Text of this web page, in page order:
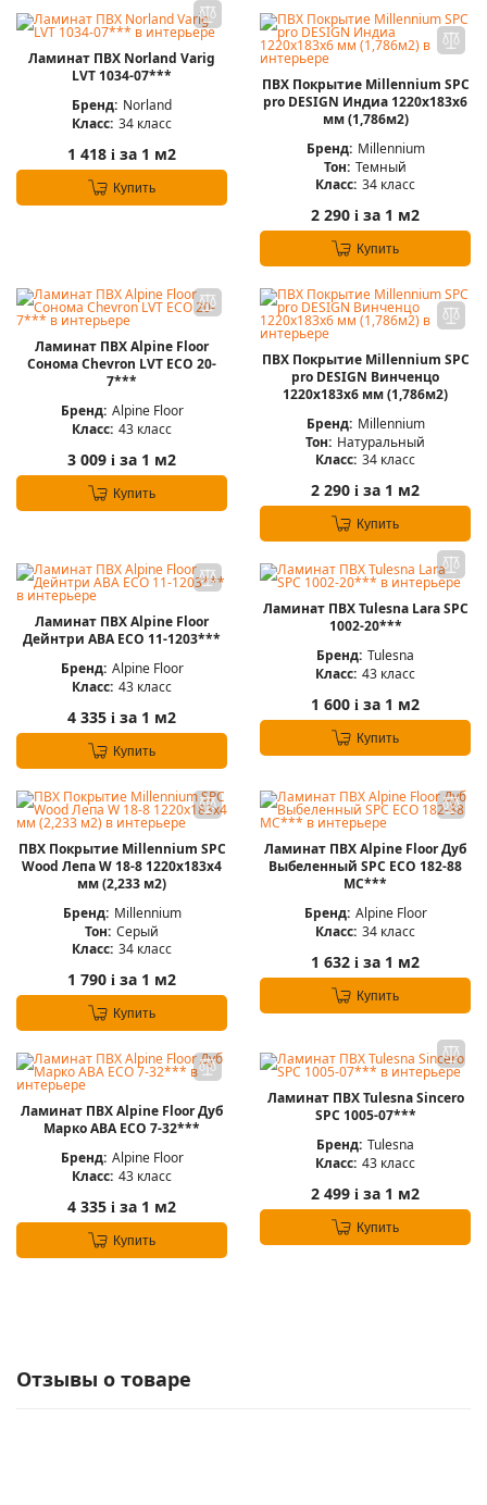
Ламинат ПВХ Norland Varig
LVT 1034-07***
Бренд: Norland
Класс: 34 класс
1 418 i за 1 м2
Купить
ПВХ Покрытие Millennium SPC
pro DESIGN Индиа 1220x183x6
мм (1,786м2)
Бренд: Millennium
Тон: Темный
Класс: 34 класс
2 290 i за 1 м2
Купить
Ламинат ПВХ Alpine Floor
Сонома Chevron LVT ECO 20-
7***
Бренд: Alpine Floor
Класс: 43 класс
3 009 i за 1 м2
Купить
ПВХ Покрытие Millennium SPC
pro DESIGN Винченцо
1220x183x6 мм (1,786м2)
Бренд: Millennium
Тон: Натуральный
Класс: 34 класс
2 290 i за 1 м2
Купить
Ламинат ПВХ Alpine Floor
Дейнтри ABA ECO 11-1203***
Бренд: Alpine Floor
Класс: 43 класс
4 335 i за 1 м2
Купить
Ламинат ПВХ Tulesna Lara SPC
1002-20***
Бренд: Tulesna
Класс: 43 класс
1 600 i за 1 м2
Купить
ПВХ Покрытие Millennium SPC
Wood Лепа W 18-8 1220х183х4
мм (2,233 м2)
Бренд: Millennium
Тон: Серый
Класс: 34 класс
1 790 i за 1 м2
Купить
Ламинат ПВХ Alpine Floor Дуб
Выбеленный SPC ECO 182-88
MC***
Бренд: Alpine Floor
Класс: 34 класс
1 632 i за 1 м2
Купить
Ламинат ПВХ Alpine Floor Дуб
Марко ABA ЕСО 7-32***
Бренд: Alpine Floor
Класс: 43 класс
4 335 i за 1 м2
Купить
Ламинат ПВХ Tulesna Sincero
SPC 1005-07***
Бренд: Tulesna
Класс: 43 класс
2 499 i за 1 м2
Купить
Отзывы о товаре